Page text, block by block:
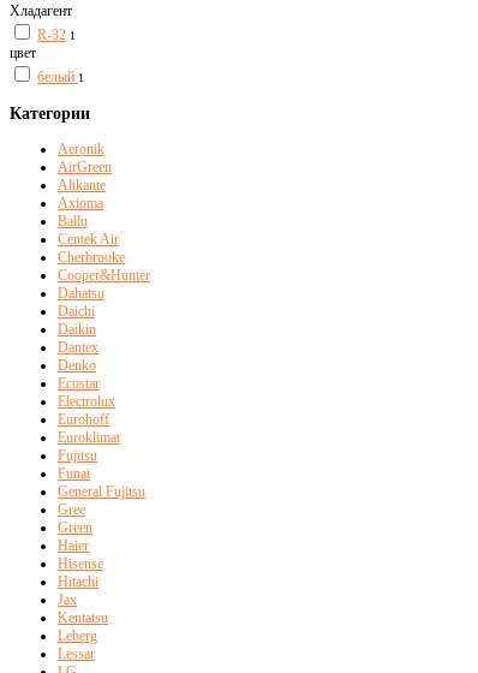
Хладагент
R-32 1
цвет
белый 1
Категории
Aeronik
AirGreen
Alikante
Axioma
Ballu
Centek Air
Cherbrooke
Cooper&Hunter
Dahatsu
Daichi
Daikin
Dantex
Denko
Ecostar
Electrolux
Eurohoff
Euroklimat
Fujitsu
Funai
General Fujitsu
Gree
Green
Haier
Hisense
Hitachi
Jax
Kentatsu
Leberg
Lessar